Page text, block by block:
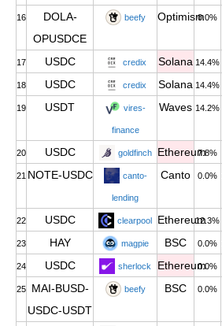
16
DOLA-
OPUSDCE
beefy Optimism0.0%
17 USDC credix Solana 14.4%
18 USDC credix Solana 14.4%
19 USDT vires-
finance
Waves 14.2%
20 USDC goldfinch Ethereum7.8%
21 NOTE-USDC canto-
lending
Canto 0.0%
22 USDC clearpool Ethereum12.3%
23 HAY magpie BSC 0.0%
24 USDC sherlock Ethereum0.0%
25
MAI-BUSD-
USDC-USDT
beefy BSC 0.0%